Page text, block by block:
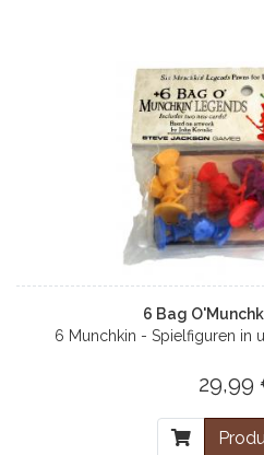
6 Bag
6 Munchkin - Spielfiguren in
29,99